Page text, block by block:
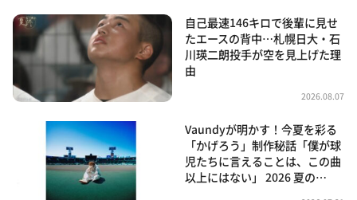
自己最速146キロで後輩に見せ
たエースの背中…札幌日大・石
川瑛二朗投手が空を見上げた理
由
2026.08.07
Vaundyが明かす！今夏を彩る
「かげろう」制作秘話「僕が球
児たちに言えることは、この曲
以上にはない」 2026 夏の…